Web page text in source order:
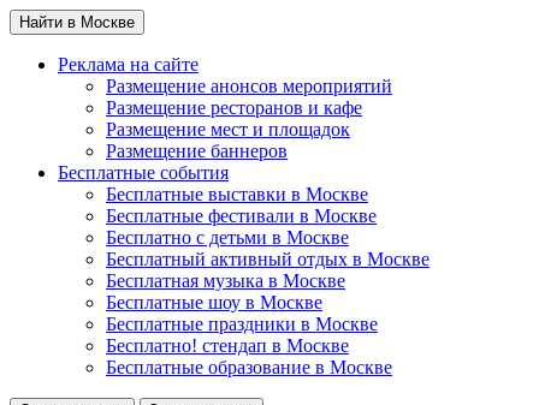
Найти в Москве
Реклама на сайте
Размещение анонсов мероприятий
Размещение ресторанов и кафе
Размещение мест и площадок
Размещение баннеров
Бесплатные события
Бесплатные выставки в Москве
Бесплатные фестивали в Москве
Бесплатно с детьми в Москве
Бесплатный активный отдых в Москве
Бесплатная музыка в Москве
Бесплатные шоу в Москве
Бесплатные праздники в Москве
Бесплатно! стендап в Москве
Бесплатные образование в Москве